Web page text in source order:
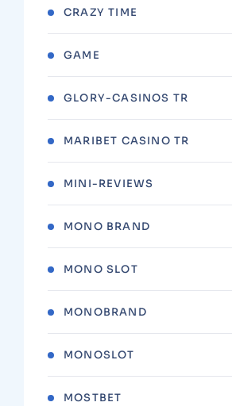
CRAZY TIME
GAME
GLORY-CASINOS TR
MARIBET CASINO TR
MINI-REVIEWS
MONO BRAND
MONO SLOT
MONOBRAND
MONOSLOT
MOSTBET